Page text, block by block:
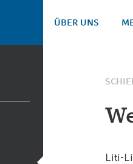
SO FUNKTIONIERT RETRO-BACK
ÜBER UNS
Liti-